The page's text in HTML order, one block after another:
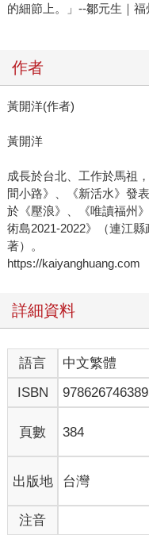
的細節上。」--鄒元生｜
作者
黃開洋(作者)
黃開洋
成長於台北、工作於馬祖
間小路》、《新活水》發
於《壓浪》、《唯讀福州
術島2021-2022》（連江
著）。
https://kaiyanghuang.com
詳細資料
語言 中文繁體
ISBN
頁數 384
出版地 台灣
注音